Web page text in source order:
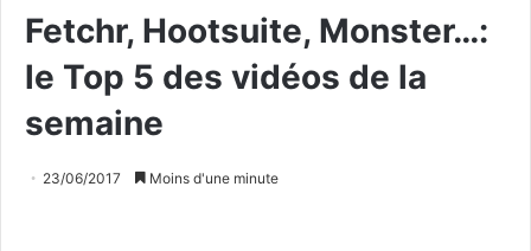
Fetchr, Hootsuite, Monster…:
le Top 5 des vidéos de la
semaine
23/06/2017 Moins d'une minute